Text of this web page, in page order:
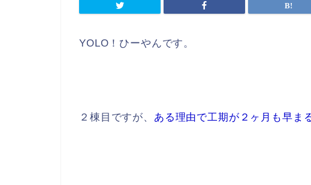
YOLO！ひーやんです。
２棟目ですが、 ある理由で工期が２ヶ月も早ま